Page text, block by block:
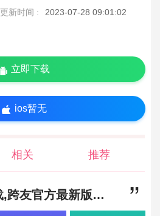
更新时间 : 2023-07-28 09:01:02
立即下载
ios暂无
相关 推荐
跨友app下载,跨友官方最新版下载